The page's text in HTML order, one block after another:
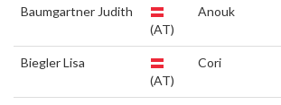
Baumgartner Judith
(AT)
Anouk
Biegler Lisa
(AT)
Cori